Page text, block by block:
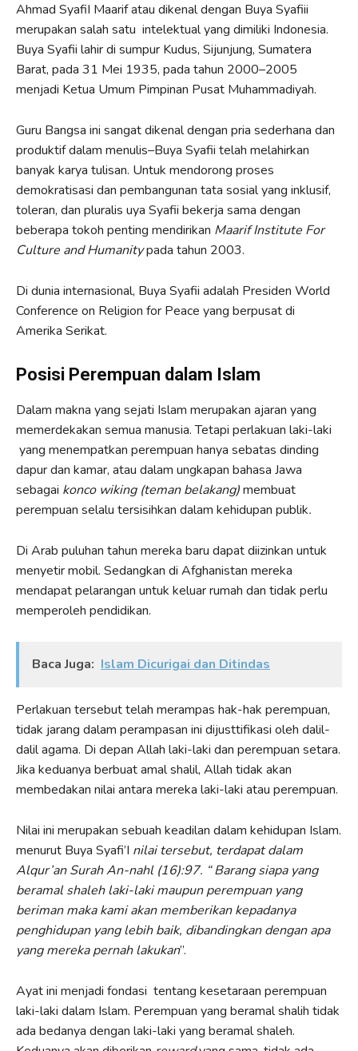
Ahmad SyafiI Maarif atau dikenal dengan Buya Syafiii
merupakan salah satu intelektual yang dimiliki Indonesia.
Buya Syafii lahir di sumpur Kudus, Sijunjung, Sumatera
Barat, pada 31 Mei 1935, pada tahun 2000–2005
menjadi Ketua Umum Pimpinan Pusat Muhammadiyah.
Guru Bangsa ini sangat dikenal dengan pria sederhana dan
produktif dalam menulis–Buya Syafii telah melahirkan
banyak karya tulisan. Untuk mendorong proses
demokratisasi dan pembangunan tata sosial yang inklusif,
toleran, dan pluralis uya Syafii bekerja sama dengan
beberapa tokoh penting mendirikan Maarif Institute For
Culture and Humanitypada tahun 2003.
Di dunia internasional, Buya Syafii adalah Presiden World
Conference on Religion for Peace yang berpusat di
Amerika Serikat.
Posisi Perempuan dalam Islam
Dalam makna yang sejati Islam merupakan ajaran yang
memerdekakan semua manusia. Tetapi perlakuan laki-laki
yang menempatkan perempuan hanya sebatas dinding
dapur dan kamar, atau dalam ungkapan bahasa Jawa
sebagai konco wiking (teman belakang)membuat
perempuan selalu tersisihkan dalam kehidupan publik.
Di Arab puluhan tahun mereka baru dapat diizinkan untuk
menyetir mobil. Sedangkan di Afghanistan mereka
mendapat pelarangan untuk keluar rumah dan tidak perlu
memperoleh pendidikan.
Baca Juga: Islam Dicurigai dan Ditindas
Perlakuan tersebut telah merampas hak-hak perempuan,
tidak jarang dalam perampasan ini dijusttifikasi oleh dalil-
dalil agama. Di depan Allah laki-laki dan perempuan setara.
Jika keduanya berbuat amal shalil, Allah tidak akan
membedakan nilai antara mereka laki-laki atau perempuan.
Nilai ini merupakan sebuah keadilan dalam kehidupan Islam.
menurut Buya Syafi’I nilai tersebut, terdapat dalam
Alqur’an Surah An-nahl (16):97. “ Barang siapa yang
beramal shaleh laki-laki maupun perempuan yang
beriman maka kami akan memberikan kepadanya
penghidupan yang lebih baik, dibandingkan dengan apa
yang mereka pernah lakukan”.
Ayat ini menjadi fondasi tentang kesetaraan perempuan
laki-laki dalam Islam. Perempuan yang beramal shalih tidak
ada bedanya dengan laki-laki yang beramal shaleh.